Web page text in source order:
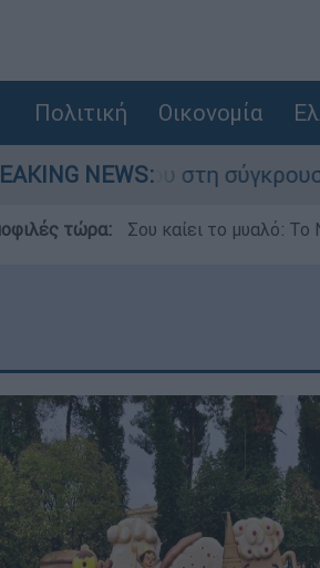
Πολιτική Οικονομία
NEWS:
στη σύγκρουση
τώρα: Σου καίει το μυαλό: